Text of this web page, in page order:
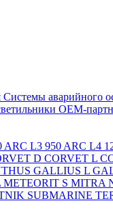
Системы аварийного
ОЕМ-
ARC L3 950 ARC L4
D CORVET L
GALLIUS L
METEORIT S MITRA
SUBMARINE